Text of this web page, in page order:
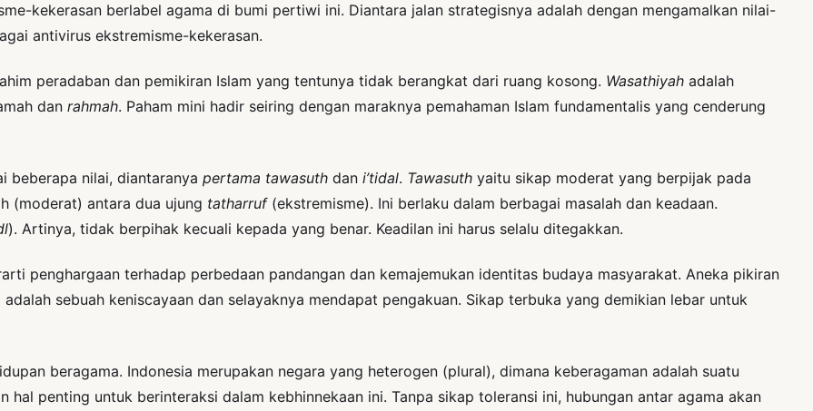
kekerasan berlabel agama di bumi pertiwi ini. Diantara jalan strategisnya adalah dengan mengamalkan nilai-
antivirus ekstremisme-kekerasan.
peradaban dan pemikiran Islam yang tentunya tidak berangkat dari ruang kosong. Wasathiyah adalah
dan rahmah. Paham mini hadir seiring dengan maraknya pemahaman Islam fundamentalis yang cenderung
beberapa nilai, diantaranya pertama tawasuth dan i’tidal. Tawasuth yaitu sikap moderat yang berpijak pada
(moderat) antara dua ujung tatharruf(ekstremisme). Ini berlaku dalam berbagai masalah dan keadaan.
). Artinya, tidak berpihak kecuali kepada yang benar. Keadilan ini harus selalu ditegakkan.
penghargaan terhadap perbedaan pandangan dan kemajemukan identitas budaya masyarakat. Aneka pikiran
sebuah keniscayaan dan selayaknya mendapat pengakuan. Sikap terbuka yang demikian lebar untuk
beragama. Indonesia merupakan negara yang heterogen (plural), dimana keberagaman adalah suatu
hal penting untuk berinteraksi dalam kebhinnekaan ini. Tanpa sikap toleransi ini, hubungan antar agama akan